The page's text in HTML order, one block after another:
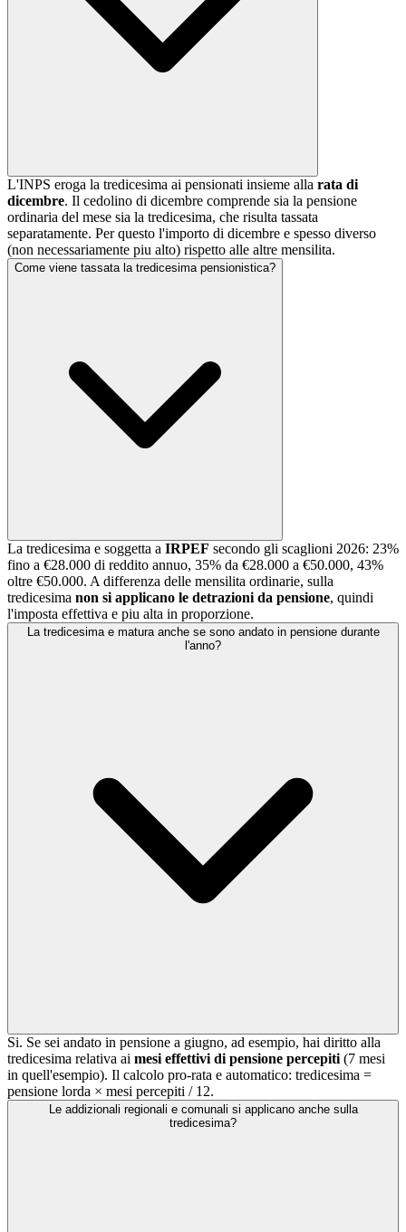
L'INPS eroga la tredicesima ai pensionati insieme alla rata di
dicembre. Il cedolino di dicembre comprende sia la pensione
ordinaria del mese sia la tredicesima, che risulta tassata
separatamente. Per questo l'importo di dicembre e spesso diverso
(non necessariamente piu alto) rispetto alle altre mensilita.
Come viene tassata la tredicesima pensionistica?
La tredicesima e soggetta a IRPEF secondo gli scaglioni 2026: 23%
fino a €28.000 di reddito annuo, 35% da €28.000 a €50.000, 43%
oltre €50.000. A differenza delle mensilita ordinarie, sulla
tredicesima non si applicano le detrazioni da pensione, quindi
l'imposta effettiva e piu alta in proporzione.
La tredicesima e matura anche se sono andato in pensione durante
l'anno?
Si. Se sei andato in pensione a giugno, ad esempio, hai diritto alla
tredicesima relativa ai mesi effettivi di pensione percepiti (7 mesi
in quell'esempio). Il calcolo pro-rata e automatico: tredicesima =
pensione lorda × mesi percepiti / 12.
Le addizionali regionali e comunali si applicano anche sulla
tredicesima?